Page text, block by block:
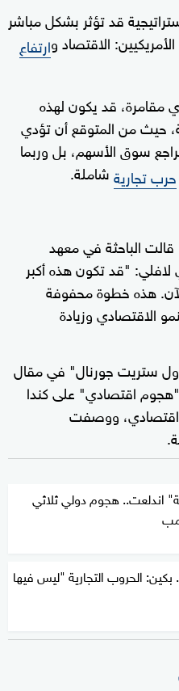
قد تؤثر بشكل مباشر
الاقتصاد وارتفاع
مقامرة، قد يكون لهذه
حيث من المتوقع أن تؤدي
سوق الأسهم، بل وربما
حرب تجاريةشاملة.
الباحثة في معهد
لافلي: "قد تكون هذه أكبر
هذه خطوة محفوفة
الاقتصادي وزيادة
ستريت جورنال" في مقال
اقتصادي" على كندا
اقتصادي، ووصفت
اندلعت.. هجوم دولي ثلاثي
الحروب التجارية "ليس فيها